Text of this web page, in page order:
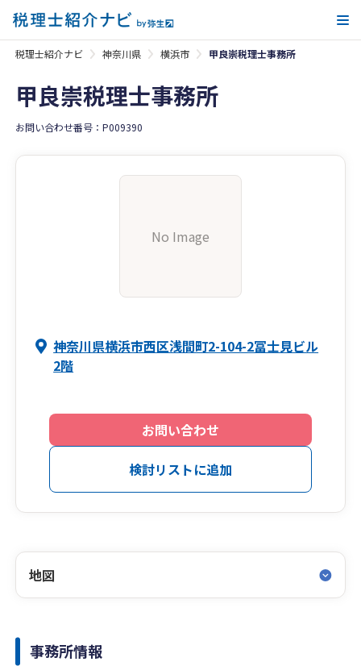
税理士紹介ナビ 神奈川県 横浜市 甲良崇税理士事務所
甲良崇税理士事務所
お問い合わせ番号：P009390
No Image
神奈川県横浜市西区浅間町2-104-2冨士見ビル
2階
お問い合わせ
検討リストに追加
地図
事務所情報